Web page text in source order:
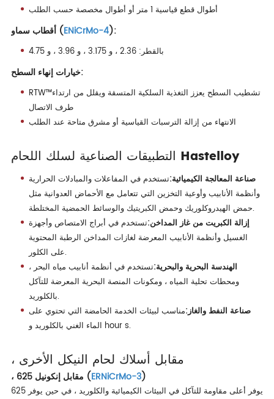
أطوال قطع قياسية 1 متر أو أطوال مخصصة حسب الطلب
أقطاب سماو (ENiCrMo-4):
بالقطر: 2.36 ، و 3.175 ، و 3.96 ، و 4.75
خيارات إنهاء السطح:
RTW™تشطيب السطح يعزز التغذية السلكية المتسقة ويقلل من ارتداء
طرف الاتصال
الانتهاء من إزالة الترسبات القياسية أو مشرق متاحة عند الطلب
التطبيقات الصناعية لسلك اللحام Hastelloy
صناعة المعالجة الكيميائية:تستخدم في المفاعلات والمبادلات الحرارية
وأنظمة الأنابيب وأوعية التخزين التي تتعامل مع الأحماض العدوانية مثل
حمض الهيدروكلوريك وحمض الكبريتيك والوسائط الحمضية المختلطة.
إزالة الكبريت من غاز المداخن:تستخدم في أبراج الامتصاص وأجهزة
الغسيل وأنظمة الأنابيب المعرضة لغازات المداخن الرطبة المحتوية
على الكلور.
الهندسة البحرية والبحرية:تستخدم في أنظمة أنابيب مياه البحر ،
ومحطات تحلية المياه ، ومكونات المنصة البحرية المعرضة للتآكل
بالكلوريد.
صناعة النفط والغاز:مناسب لبيئات الخدمة الحامضة التي تحتوي على
الماء الغني بالكلوريد و hour s.
، مقابل أسلاك لحام النيكل الأخرى
، مقابل إنكونيل 625 (ERNiCrMo-3)
يوفر أعلى مقاومة للتآكل في البيئات الكيميائية والكلوريد ، في حين يوفر 625